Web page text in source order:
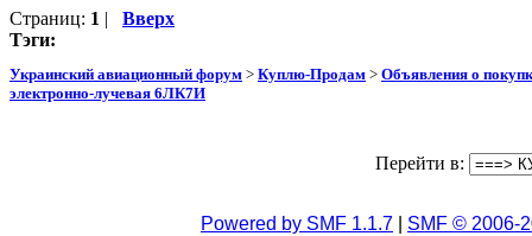
Страниц: 1 | Вверх
Тэги:
Украинский авиационный форум > Куплю-Продам > Объявления о
электронно-лучевая 6ЛК7И
Перейти в:
Powered by SMF 1.1.7 SMF © 2006-